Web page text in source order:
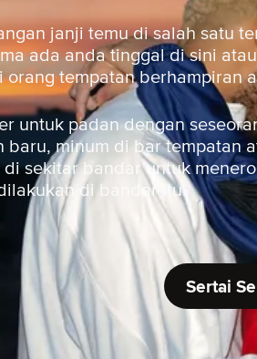
janji temu di salah satu
ada anda tinggal di sini
orang tempatan berhampiran
untuk padan dengan
baru, minum di bar tempatan
sekitar bandar untuk
di bandar itu.
Sertai